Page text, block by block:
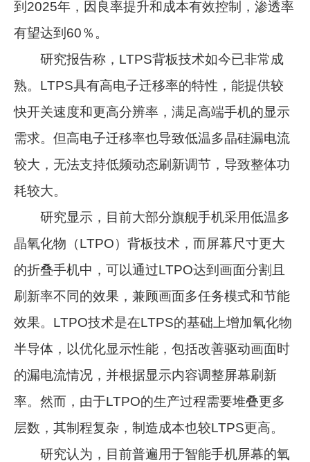
到2025年，因良率提升和成本有效控制，渗透率
有望达到60％。
研究报告称，LTPS背板技术如今已非常成
熟。LTPS具有高电子迁移率的特性，能提供较
快开关速度和更高分辨率，满足高端手机的显示
需求。但高电子迁移率也导致低温多晶硅漏电流
较大，无法支持低频动态刷新调节，导致整体功
耗较大。
研究显示，目前大部分旗舰手机采用低温多
晶氧化物（LTPO）背板技术，而屏幕尺寸更大
的折叠手机中，可以通过LTPO达到画面分割且
刷新率不同的效果，兼顾画面多任务模式和节能
效果。LTPO技术是在LTPS的基础上增加氧化物
半导体，以优化显示性能，包括改善驱动画面时
的漏电流情况，并根据显示内容调整屏幕刷新
率。然而，由于LTPO的生产过程需要堆叠更多
层数，其制程复杂，制造成本也较LTPS更高。
研究认为，目前普遍用于智能手机屏幕的氧